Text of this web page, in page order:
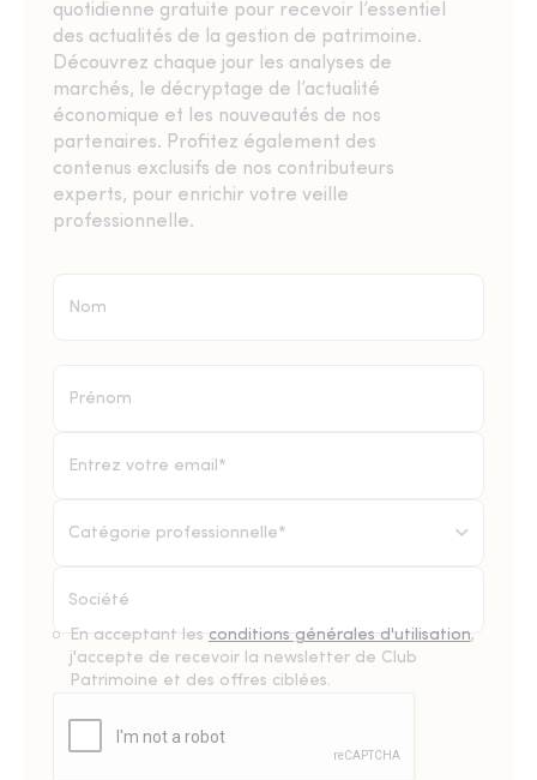
quotidienne gratuite pour recevoir l’essentiel
des actualités de la gestion de patrimoine.
Découvrez chaque jour les analyses de
marchés, le décryptage de l’actualité
économique et les nouveautés de nos
partenaires. Profitez également des
contenus exclusifs de nos contributeurs
experts, pour enrichir votre veille
professionnelle.
Catégorie professionnelle*
En acceptant les conditions générales d'utilisation,
j'accepte de recevoir la newsletter de Club
Patrimoine et des offres ciblées.